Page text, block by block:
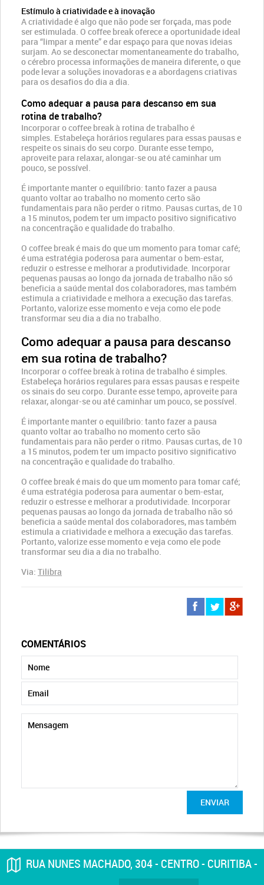
Estímulo à criatividade e à inovação
A criatividade é algo que não pode ser forçada, mas pode
ser estimulada. O coffee break oferece a oportunidade ideal
para “limpar a mente” e dar espaço para que novas ideias
surjam. Ao se desconectar momentaneamente do trabalho,
o cérebro processa informações de maneira diferente, o que
pode levar a soluções inovadoras e a abordagens criativas
para os desafios do dia a dia.
Como adequar a pausa para descanso em sua
rotina de trabalho?
Incorporar o coffee break à rotina de trabalho é
simples. Estabeleça horários regulares para essas pausas e
respeite os sinais do seu corpo. Durante esse tempo,
aproveite para relaxar, alongar-se ou até caminhar um
pouco, se possível.
É importante manter o equilíbrio: tanto fazer a pausa
quanto voltar ao trabalho no momento certo são
fundamentais para não perder o ritmo. Pausas curtas, de 10
a 15 minutos, podem ter um impacto positivo significativo
na concentração e qualidade do trabalho.
O coffee break é mais do que um momento para tomar café;
é uma estratégia poderosa para aumentar o bem-estar,
reduzir o estresse e melhorar a produtividade. Incorporar
pequenas pausas ao longo da jornada de trabalho não só
beneficia a saúde mental dos colaboradores, mas também
estimula a criatividade e melhora a execução das tarefas.
Portanto, valorize esse momento e veja como ele pode
transformar seu dia a dia no trabalho.
Como adequar a pausa para descanso
em sua rotina de trabalho?
Incorporar o coffee break à rotina de trabalho é simples.
Estabeleça horários regulares para essas pausas e respeite
os sinais do seu corpo. Durante esse tempo, aproveite para
relaxar, alongar-se ou até caminhar um pouco, se possível.
É importante manter o equilíbrio: tanto fazer a pausa
quanto voltar ao trabalho no momento certo são
fundamentais para não perder o ritmo. Pausas curtas, de 10
a 15 minutos, podem ter um impacto positivo significativo
na concentração e qualidade do trabalho.
O coffee break é mais do que um momento para tomar café;
é uma estratégia poderosa para aumentar o bem-estar,
reduzir o estresse e melhorar a produtividade. Incorporar
pequenas pausas ao longo da jornada de trabalho não só
beneficia a saúde mental dos colaboradores, mas também
estimula a criatividade e melhora a execução das tarefas.
Portanto, valorize esse momento e veja como ele pode
transformar seu dia a dia no trabalho.
Via: Tilibra
COMENTÁRIOS
ENVIAR
RUA NUNES MACHADO, 304 - CENTRO - CURITIBA -